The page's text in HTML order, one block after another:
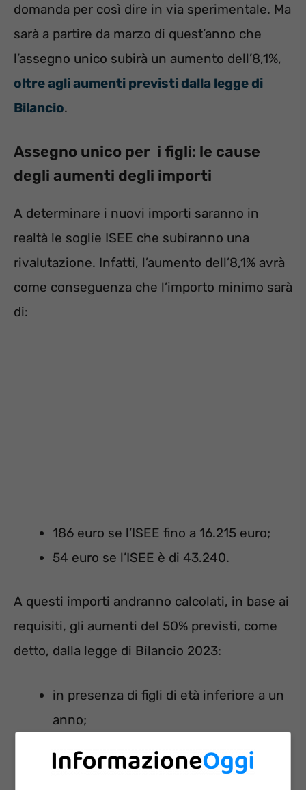
domanda per così dire in via sperimentale. Ma
sarà a partire da marzo di quest’anno che
l’assegno unico subirà un aumento dell’8,1%,
oltre agli aumenti previsti dalla legge di
Bilancio.
Assegno unico per i figli: le cause
degli aumenti degli importi
A determinare i nuovi importi saranno in
realtà le soglie ISEE che subiranno una
rivalutazione. Infatti, l’aumento dell’8,1% avrà
come conseguenza che l’importo minimo sarà
di:
186 euro se l’ISEE fino a 16.215 euro;
54 euro se l’ISEE è di 43.240.
A questi importi andranno calcolati, in base ai
requisiti, gli aumenti del 50% previsti, come
detto, dalla legge di Bilancio 2023:
in presenza di figli di età inferiore a un
anno;
l’ISEE sia inferiore a 40mila euro;